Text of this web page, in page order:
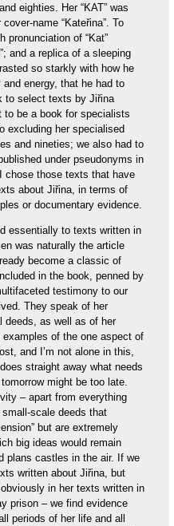
eighties. Her “KAT” was
name “Kateřina”. To
pronunciation of “Kat”
and a replica of a sleeping
so starkly with how he
energy, that he had to
to select texts by Jiřina
be a book for specialists
excluding her specialised
and nineties; we also had to
under pseudonyms in
chose those texts that have
about Jiřina, in terms of
or documentary evidence.
essentially to texts written in
was naturally the article
become a classic of
in the book, penned by
testimony to our
They speak of her
deeds, as well as of her
of the one aspect of
and I’m not alone in this,
straight away what needs
might be too late.
– apart from everything
scale deeds that
but are extremely
big ideas would remain
plans castles in the air. If we
written about Jiřina, but
in her texts written in
prison – we find evidence
periods of her life and all